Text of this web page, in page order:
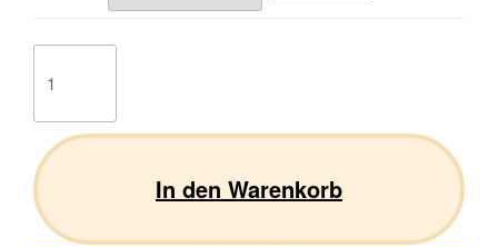
Bulldog
Menge
In den Warenkorb